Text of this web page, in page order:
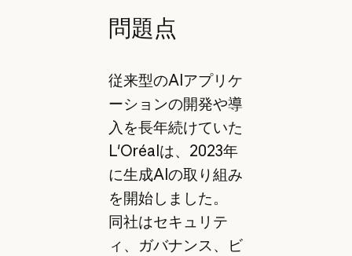
問題点
従来型のAIアプリケ
ーションの開発や導
入を長年続けていた
L'Oréalは、2023年
に生成AIの取り組み
を開始しました。
同社はセキュリテ
ィ、ガバナンス、ビ